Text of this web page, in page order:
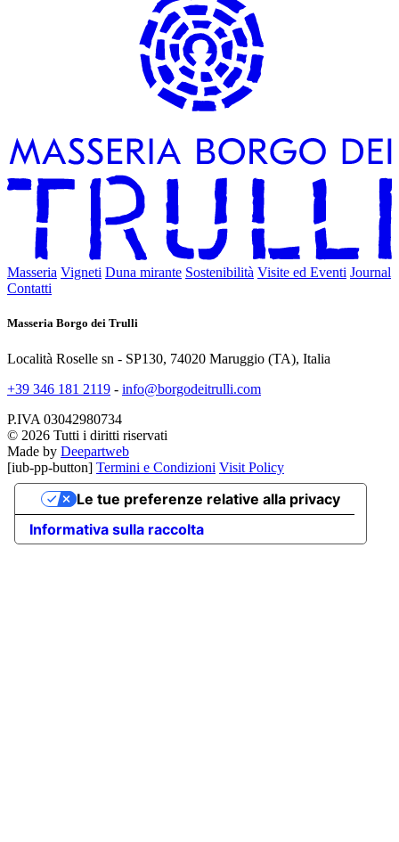
Masseria Vigneti Duna mirante Sostenibilità Visite ed Eventi Journal
Contatti
Masseria Borgo dei Trulli
Località Roselle sn - SP130, 74020 Maruggio (TA), Italia
+39 346 181 2119 - info@borgodeitrulli.com
P.IVA 03042980734
© 2026 Tutti i diritti riservati
Made by Deepartweb
[iub-pp-button] Termini e Condizioni Visit Policy
Informativa sulla raccolta
Le tue preferenze relative alla privacy